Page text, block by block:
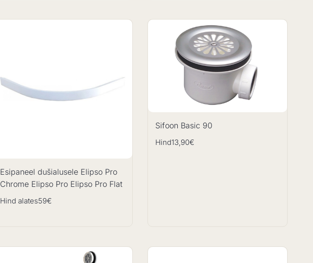
Esipaneel dušialusele Elipso Pro
Chrome Elipso Pro Elipso Pro Flat
Hind alates59€
Sifoon Basic 90
Hind13,90€